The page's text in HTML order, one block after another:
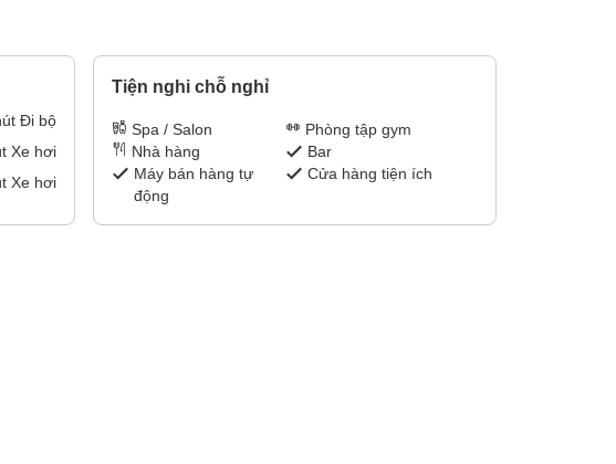
Đi bộ
Xe hơi
Xe hơi
Tiện nghi chỗ nghỉ
Spa / Salon
Phòng tập gym
Nhà hàng
Bar
Máy bán hàng tự
động
Cửa hàng tiện ích